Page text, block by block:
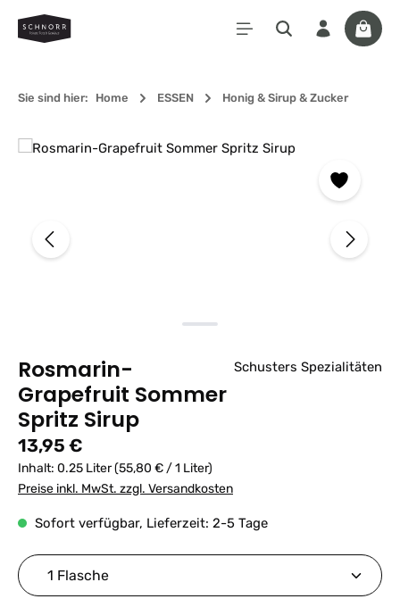
Zum Hauptinhalt springen
Sie sind hier: Home ESSEN Honig & Sirup & Zucker
Bildergalerie überspringen
Rosmarin-
Grapefruit Sommer
Spritz Sirup
Schusters Spezialitäten
Regulärer Preis:
13,95 €
Inhalt: 0.25 Liter(55,80 € / 1 Liter)
Preise inkl. MwSt. zzgl. Versandkosten
Sofort verfügbar, Lieferzeit: 2-5 Tage
Produkt Anzahl: Gib den gewünschten Wert ein